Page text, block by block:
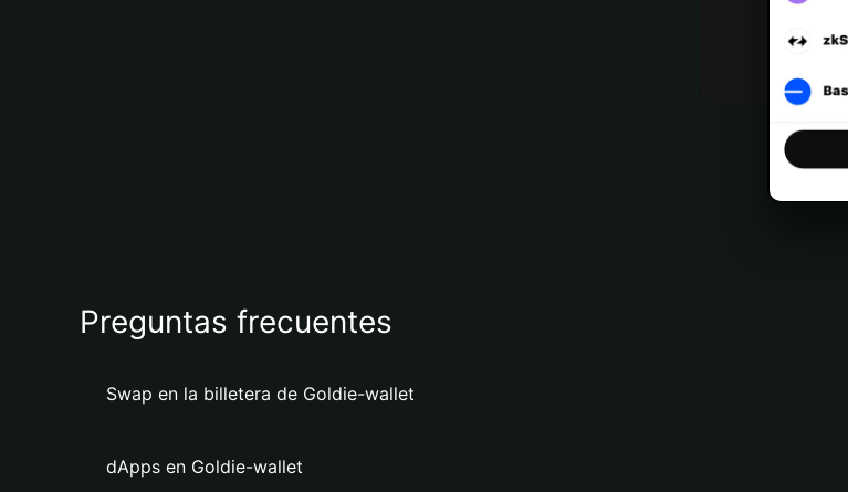
Preguntas frecuentes
Swap en la billetera de Goldie-wallet
dApps en Goldie-wallet